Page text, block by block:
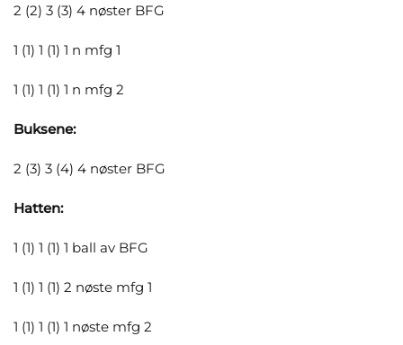
2 (2) 3 (3) 4 nøster BFG
1 (1) 1 (1) 1 n mfg 1
1 (1) 1 (1) 1 n mfg 2
Buksene:
2 (3) 3 (4) 4 nøster BFG
Hatten:
1 (1) 1 (1) 1 ball av BFG
1 (1) 1 (1) 2 nøste mfg 1
1 (1) 1 (1) 1 nøste mfg 2